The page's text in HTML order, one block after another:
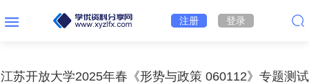
注册 登录
江苏开放大学2025年春《形势与政策 060112》专题测试